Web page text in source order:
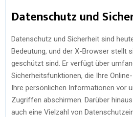
Datenschutz und
Datenschutz und Sicherheit sind
Bedeutung, und der X-Browser stellt
geschützt sind. Er verfügt über
Sicherheitsfunktionen, die Ihre
Ihre persönlichen Informationen vor
Zugriffen abschirmen. Darüber
auch eine Vielzahl von